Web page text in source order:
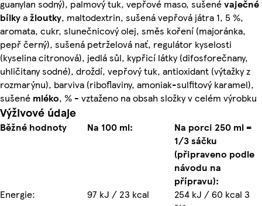
guanylan sodný), palmový tuk, vepřové maso, sušenévaječné
bílkyažloutky, maltodextrin, sušená vepřová játra 1, 5 %,
aromata, cukr, slunečnicový olej, směs koření (majoránka,
pepř černý), sušená petrželová nať, regulátor kyselosti
(kyselina citronová), jedlá sůl, kypřicí látky (difosforečnany,
uhličitany sodné), droždí, vepřový tuk, antioxidant (výtažky z
rozmarýnu), barviva (riboflaviny, amoniak-sulfitový karamel),
sušené mléko, % - vztaženo na obsah složky v celém výrobku
Výživové údaje
Běžné hodnoty Na 100 ml:
Na porci 250 ml =
1/3 sáčku
(připraveno podle
návodu na
přípravu):
Energie:
97 kJ / 23 kcal
254 kJ / 60 kcal 3